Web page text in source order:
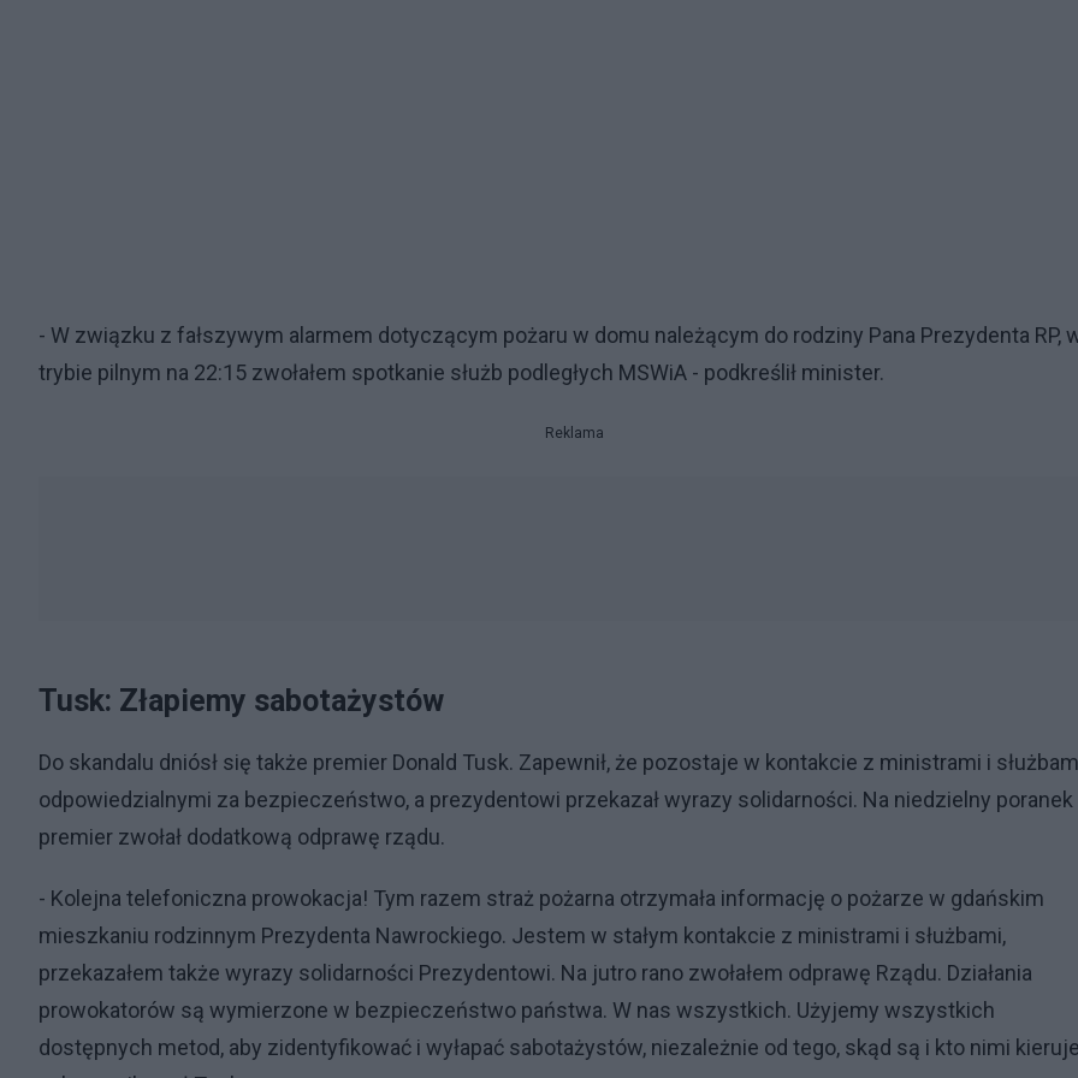
- W związku z fałszywym alarmem dotyczącym pożaru w domu należącym do rodziny Pana Prezydenta RP,
trybie pilnym na 22:15 zwołałem spotkanie służb podległych MSWiA - podkreślił minister.
Reklama
Tusk: Złapiemy sabotażystów
Do skandalu dniósł się także premier Donald Tusk. Zapewnił, że pozostaje w kontakcie z ministrami i
odpowiedzialnymi za bezpieczeństwo, a prezydentowi przekazał wyrazy solidarności. Na niedzielny poranek
premier zwołał dodatkową odprawę rządu.
- Kolejna telefoniczna prowokacja! Tym razem straż pożarna otrzymała informację o pożarze w gdańskim
mieszkaniu rodzinnym Prezydenta Nawrockiego. Jestem w stałym kontakcie z ministrami i służbami,
przekazałem także wyrazy solidarności Prezydentowi. Na jutro rano zwołałem odprawę Rządu. Działania
prowokatorów są wymierzone w bezpieczeństwo państwa. W nas wszystkich. Użyjemy wszystkich
dostępnych metod, aby zidentyfikować i wyłapać sabotażystów, niezależnie od tego, skąd są i kto nimi